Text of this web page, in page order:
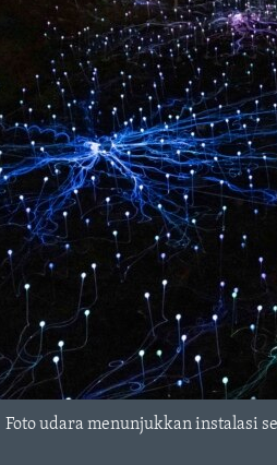
Foto udara menunjukkan instalasi